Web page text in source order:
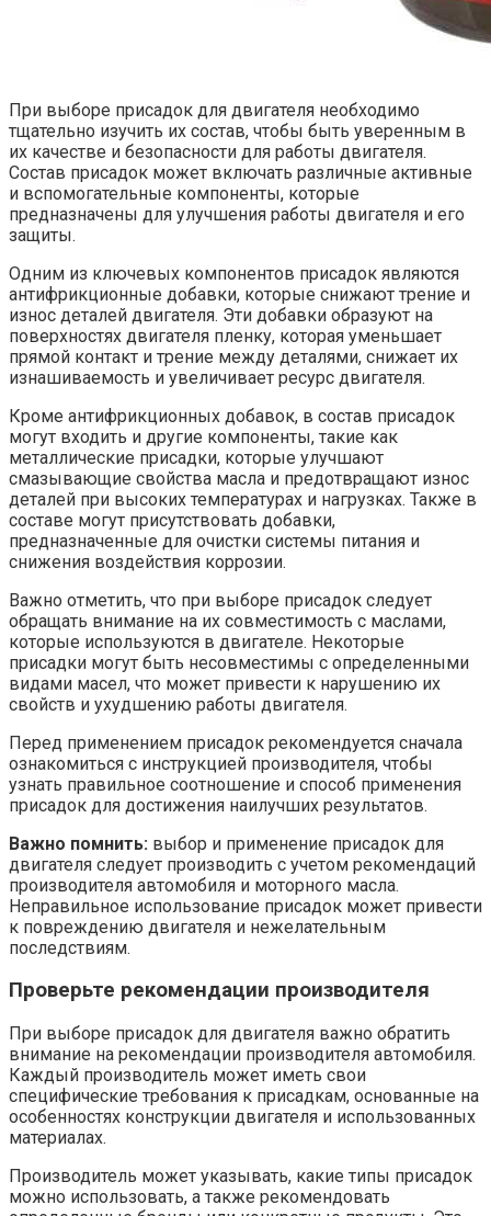
При выборе присадок для двигателя необходимо
тщательно изучить их состав, чтобы быть уверенным в
их качестве и безопасности для работы двигателя.
Состав присадок может включать различные активные
и вспомогательные компоненты, которые
предназначены для улучшения работы двигателя и его
защиты.
Одним из ключевых компонентов присадок являются
антифрикционные добавки, которые снижают трение и
износ деталей двигателя. Эти добавки образуют на
поверхностях двигателя пленку, которая уменьшает
прямой контакт и трение между деталями, снижает их
изнашиваемость и увеличивает ресурс двигателя.
Кроме антифрикционных добавок, в состав присадок
могут входить и другие компоненты, такие как
металлические присадки, которые улучшают
смазывающие свойства масла и предотвращают износ
деталей при высоких температурах и нагрузках. Также в
составе могут присутствовать добавки,
предназначенные для очистки системы питания и
снижения воздействия коррозии.
Важно отметить, что при выборе присадок следует
обращать внимание на их совместимость с маслами,
которые используются в двигателе. Некоторые
присадки могут быть несовместимы с определенными
видами масел, что может привести к нарушению их
свойств и ухудшению работы двигателя.
Перед применением присадок рекомендуется сначала
ознакомиться с инструкцией производителя, чтобы
узнать правильное соотношение и способ применения
присадок для достижения наилучших результатов.
Важно помнить: выбор и применение присадок для
двигателя следует производить с учетом рекомендаций
производителя автомобиля и моторного масла.
Неправильное использование присадок может привести
к повреждению двигателя и нежелательным
последствиям.
Проверьте рекомендации производителя
При выборе присадок для двигателя важно обратить
внимание на рекомендации производителя автомобиля.
Каждый производитель может иметь свои
специфические требования к присадкам, основанные на
особенностях конструкции двигателя и использованных
материалах.
Производитель может указывать, какие типы присадок
можно использовать, а также рекомендовать